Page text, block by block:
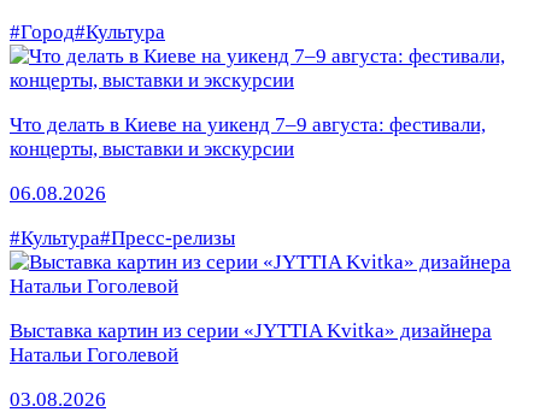
#Город#Культура
Что делать в Киеве на уикенд 7–9 августа: фестивали,
концерты, выставки и экскурсии
06.08.2026
#Культура#Пресс-релизы
Выставка картин из серии «JYTTIA Kvitka» дизайнера
Натальи Гоголевой
03.08.2026